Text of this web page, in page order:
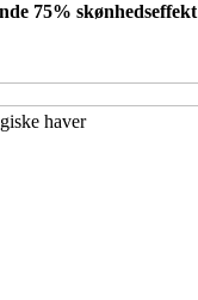
75% skønhedseffekt
haver